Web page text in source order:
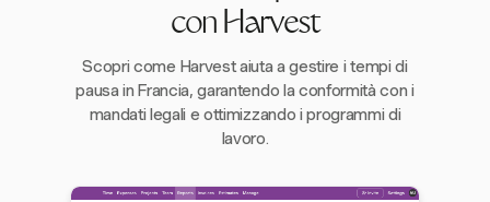
con Harvest
Scopri come Harvest aiuta a gestire i tempi di
pausa in Francia, garantendo la conformità con i
mandati legali e ottimizzando i programmi di
lavoro.